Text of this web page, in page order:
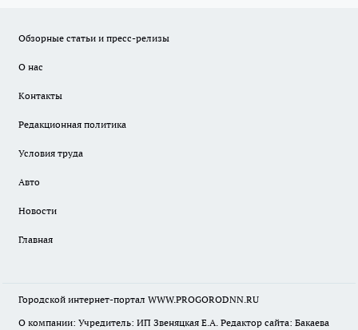
Обзорные статьи и пресс-релизы
О нас
Контакты
Редакционная политика
Условия труда
Авто
Новости
Главная
Городской интернет-портал WWW.PROGORODNN.RU
О компании: Учредитель: ИП Звеняцкая Е.А. Редактор сайта: Бакаева